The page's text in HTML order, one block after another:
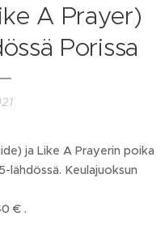
A Prayer)
Porissa
ja Like A Prayerin poika
lähdössä. Keulajuoksun
€ .